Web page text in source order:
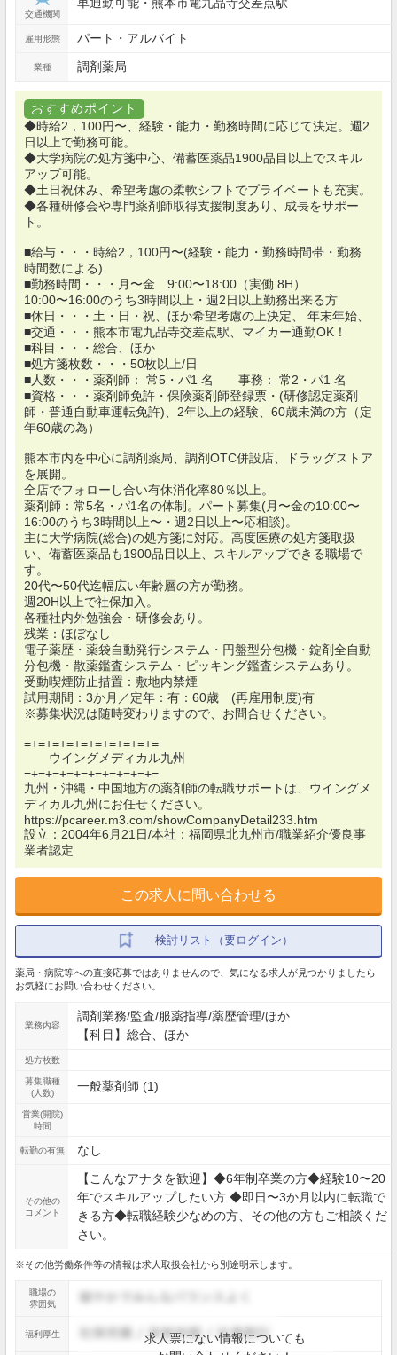
交通機関
雇用形態 パート・アルバイト
業種 調剤薬局
おすすめポイント
◆時給2，100円〜、経験・能力・勤務時間に応じて決定。週2
日以上で勤務可能。
◆大学病院の処方箋中心、備蓄医薬品1900品目以上でスキル
アップ可能。
◆土日祝休み、希望考慮の柔軟シフトでプライベートも充実。
◆各種研修会や専門薬剤師取得支援制度あり、成長をサポー
ト。
■給与・・・時給2，100円〜(経験・能力・勤務時間帯・勤務
時間数による)
■勤務時間・・・月〜金 9:00〜18:00（実働 8H）
10:00〜16:00のうち3時間以上・週2日以上勤務出来る方
■休日・・・土・日・祝、ほか希望考慮の上決定、 年末年始、
■交通・・・熊本市電九品寺交差点駅、マイカー通勤OK！
■科目・・・総合、ほか
■処方箋枚数・・・50枚以上/日
■人数・・・薬剤師： 常5・パ1 名 事務： 常2・パ1 名
■資格・・・薬剤師免許・保険薬剤師登録票・(研修認定薬剤
師・普通自動車運転免許)、2年以上の経験、60歳未満の方（定
年60歳の為）
熊本市内を中心に調剤薬局、調剤OTC併設店、ドラッグストア
を展開。
全店でフォローし合い有休消化率80％以上。
薬剤師：常5名・パ1名の体制。パート募集(月〜金の10:00〜
16:00のうち3時間以上〜・週2日以上〜応相談)。
主に大学病院(総合)の処方箋に対応。高度医療の処方箋取扱
い、備蓄医薬品も1900品目以上、スキルアップできる職場で
す。
20代〜50代迄幅広い年齢層の方が勤務。
週20H以上で社保加入。
各種社内外勉強会・研修会あり。
残業：ほぼなし
電子薬歴・薬袋自動発行システム・円盤型分包機・錠剤全自動
分包機・散薬鑑査システム・ピッキング鑑査システムあり。
受動喫煙防止措置：敷地内禁煙
試用期間：3か月／定年：有：60歳 (再雇用制度)有
※募集状況は随時変わりますので、お問合せください。
=+=+=+=+=+=+=+=+=+=
ウイングメディカル九州
=+=+=+=+=+=+=+=+=+=
九州・沖縄・中国地方の薬剤師の転職サポートは、ウイングメ
ディカル九州にお任せください。
https://pcareer.m3.com/showCompanyDetail233.htm
設立：2004年6月21日/本社：福岡県北九州市/職業紹介優良事
業者認定
この求人に問い合わせる
検討リスト（要ログイン）
薬局・病院等への直接応募ではありませんので、気になる求人が見つかりましたら
お気軽にお問い合わせください。
業務内容
調剤業務/監査/服薬指導/薬歴管理/ほか
【科目】総合、ほか
処方枚数
募集職種
(人数)
一般薬剤師 (1)
営業(開院)
時間
転勤の有無 なし
その他の
コメント
【こんなアナタを歓迎】◆6年制卒業の方◆経験10〜20
年でスキルアップしたい方 ◆即日〜3か月以内に転職で
きる方◆転職経験少なめの方、その他の方もご相談くだ
さい。
※その他労働条件等の情報は求人取扱会社から別途明示します。
職場の
雰囲気
求人票にない情報についても
福利厚生